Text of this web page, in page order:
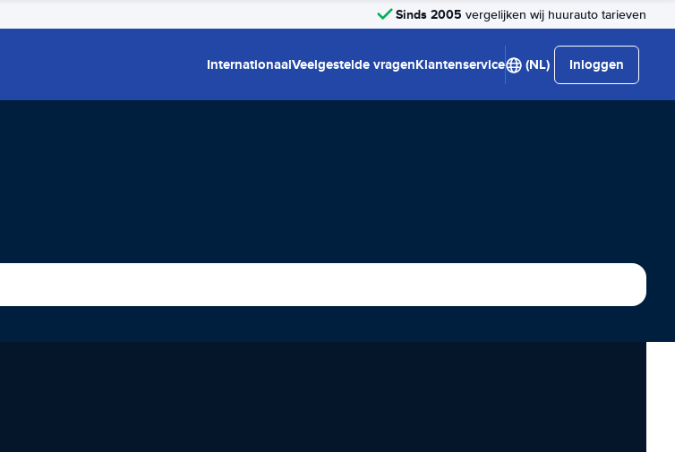
Sinds 2005 vergelijken wij huurauto tarieven
InternationaalVeelgestelde vragenKlantenservice (NL) Inloggen